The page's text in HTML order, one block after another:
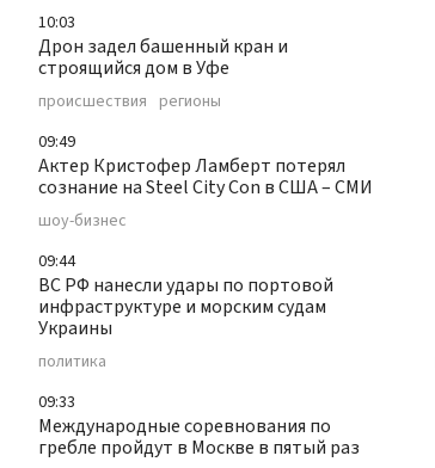
10:03
Дрон задел башенный кран и
строящийся дом в Уфе
происшествия регионы
09:49
Актер Кристофер Ламберт потерял
сознание на Steel City Con в США – СМИ
шоу-бизнес
09:44
ВС РФ нанесли удары по портовой
инфраструктуре и морским судам
Украины
политика
09:33
Международные соревнования по
гребле пройдут в Москве в пятый раз